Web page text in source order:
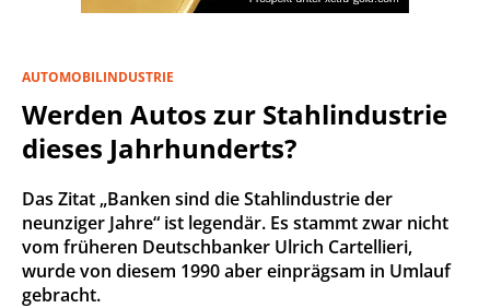
AUTOMOBILINDUSTRIE
Werden Autos zur Stahlindustrie
dieses Jahrhunderts?
Das Zitat „Banken sind die Stahlindustrie der
neunziger Jahre“ ist legendär. Es stammt zwar nicht
vom früheren Deutschbanker Ulrich Cartellieri,
wurde von diesem 1990 aber einprägsam in Umlauf
gebracht.